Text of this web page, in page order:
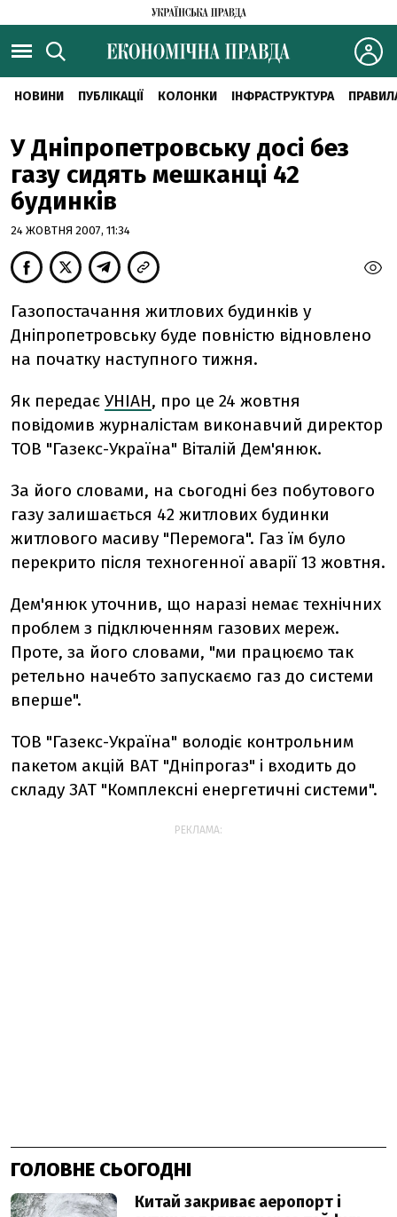
НОВИНИ ПУБЛІКАЦІЇ КОЛОНКИ ІНФРАСТРУКТУРА
У Дніпропетровську досі без
газу сидять мешканці 42
будинків
24 ЖОВТНЯ 2007, 11:34
Газопостачання житлових будинків у
Дніпропетровську буде повністю відновлено
на початку наступного тижня.
Як передає УНІАН, про це 24 жовтня
повідомив журналістам виконавчий директор
ТОВ "Газекс-Україна" Віталій Дем'янюк.
За його словами, на сьогодні без побутового
газу залишається 42 житлових будинки
житлового масиву "Перемога". Газ їм було
перекрито після техногенної аварії 13 жовтня.
Дем'янюк уточнив, що наразі немає технічних
проблем з підключенням газових мереж.
Проте, за його словами, "ми працюємо так
ретельно начебто запускаємо газ до системи
вперше".
ТОВ "Газекс-Україна" володіє контрольним
пакетом акцій ВАТ "Дніпрогаз" і входить до
складу ЗАТ "Комплексні енергетичні системи".
РЕКЛАМА:
ГОЛОВНЕ СЬОГОДНІ
Китай закриває аеропорт і